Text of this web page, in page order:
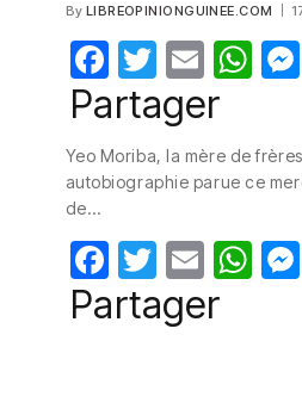
By LIBREOPINIONGUINEE.COM
F
a
e
o
o
k
T
w
itt
er
E
m
W
s
p
p
Partager
Yeo Moriba, la mère de
autobiographie parue ce
de…
F
a
T
w
itt
E
m
W
Partager